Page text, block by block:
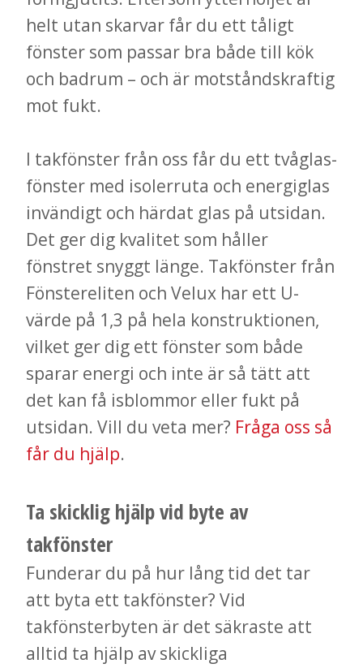
helt utan skarvar får du ett tåligt
fönster som passar bra både till kök
och badrum – och är motståndskraftig
mot fukt.
I takfönster från oss får du ett tvåglas-
fönster med isolerruta och energiglas
invändigt och härdat glas på utsidan.
Det ger dig kvalitet som håller
fönstret snyggt länge. Takfönster från
Fönstereliten och Velux har ett U-
värde på 1,3 på hela konstruktionen,
vilket ger dig ett fönster som både
sparar energi och inte är så tätt att
det kan få isblommor eller fukt på
utsidan. Vill du veta mer? Fråga oss så
får du hjälp.
Ta skicklig hjälp vid byte av
takfönster
Funderar du på hur lång tid det tar
att byta ett takfönster? Vid
takfönsterbyten är det säkraste att
alltid ta hjälp av skickliga